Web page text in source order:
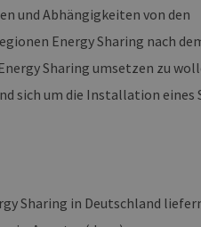
und Abhängigkeiten von den
Energy Sharing nach
Sharing umsetzen zu
sich um die Installation eines
Sharing in Deutschland